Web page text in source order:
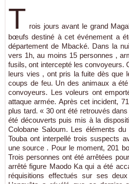
T rois jours avant le grand
bœufs destiné à cet événement a
département de Mbacké. Dans la
vers 1h, au moins 15 personnes ,
fusils, ont intercepté les convoyeurs.
leurs vies , ont pris la fuite dès que
coups de feu. Un des animaux a
convoyeurs. Les voleurs ont
attaque armée. Après cet incident,
plus tard. « 30 ont été retrouvés
été découverts puis mis à la
Colobane Saloum. Les éléments
Touba ont interpellé trois suspects
une source . Pour le moment, 201
Trois personnes ont été arrêtées
arrêté figure Maodo Ka qui a été
réquisitions effectués sur ses